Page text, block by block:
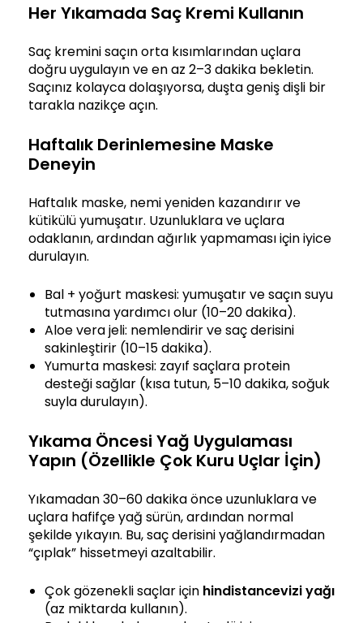
Her Yıkamada Saç Kremi Kullanın
Saç kremini saçın orta kısımlarından uçlara
doğru uygulayın ve en az 2–3 dakika bekletin.
Saçınız kolayca dolaşıyorsa, duşta geniş dişli bir
tarakla nazikçe açın.
Haftalık Derinlemesine Maske
Deneyin
Haftalık maske, nemi yeniden kazandırır ve
kütikülü yumuşatır. Uzunluklara ve uçlara
odaklanın, ardından ağırlık yapmaması için iyice
durulayın.
Bal + yoğurt maskesi: yumuşatır ve saçın suyu
tutmasına yardımcı olur (10–20 dakika).
Aloe vera jeli: nemlendirir ve saç derisini
sakinleştirir (10–15 dakika).
Yumurta maskesi: zayıf saçlara protein
desteği sağlar (kısa tutun, 5–10 dakika, soğuk
suyla durulayın).
Yıkama Öncesi Yağ Uygulaması
Yapın (Özellikle Çok Kuru Uçlar İçin)
Yıkamadan 30–60 dakika önce uzunluklara ve
uçlara hafifçe yağ sürün, ardından normal
şekilde yıkayın. Bu, saç derisini yağlandırmadan
“çıplak” hissetmeyi azaltabilir.
Çok gözenekli saçlar için hindistancevizi yağı
(az miktarda kullanın).